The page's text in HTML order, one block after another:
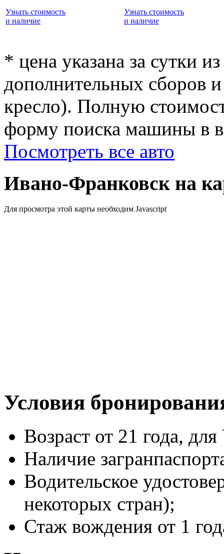
Узнать стоимость
и наличие
Узнать стоимость
и наличие
* цена указана за сутки
дополнительных сборов
кресло). Полную
форму поиска машины в
Посмотреть все авто
Ивано-Франковск на
Для просмотра этой карты необходим Javascript
Условия
Возраст от 21 года,
Наличие
Водительское
некоторых стран);
Стаж вождения от 1